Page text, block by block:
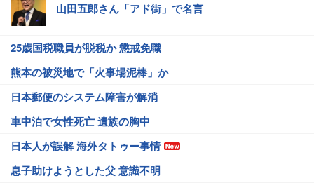
山田五郎さん「アド街」で名言
25歳国税職員が脱税か 懲戒免職
熊本の被災地で「火事場泥棒」か
日本郵便のシステム障害が解消
車中泊で女性死亡 遺族の胸中
日本人が誤解 海外タトゥー事情
息子助けようとした父 意識不明